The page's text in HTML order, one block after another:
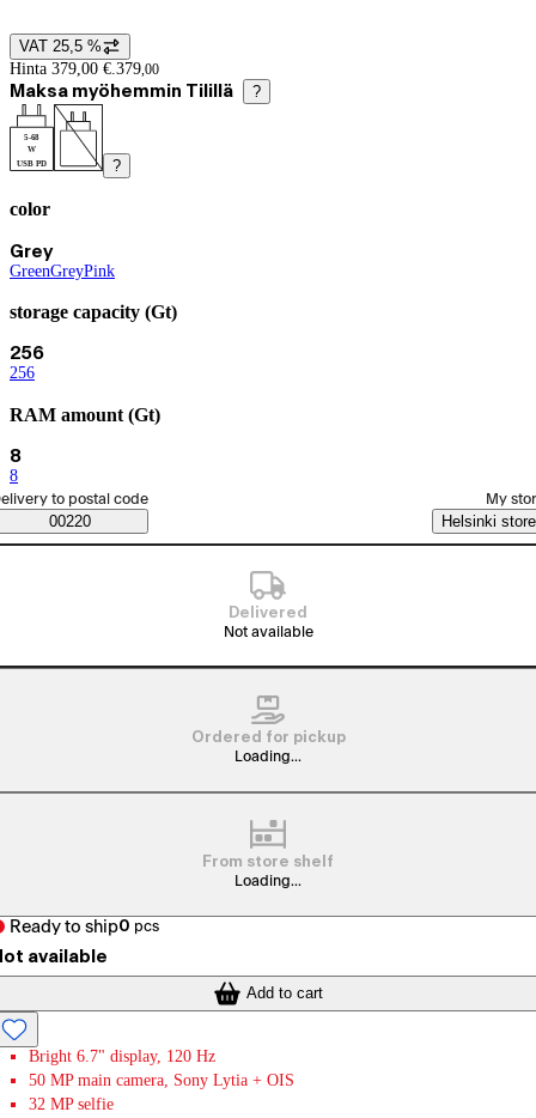
Price details
VAT 25,5 %
Hinta 379,00 €. 379,00
Maksa myöhemmin Tilillä ?
5-68
W
USB PD
?
color
Current selection Grey
Grey
Green(color)
Grey(color
Pink
storage capacity (Gt)
Current selection 256
256
256
RAM amount (Gt)
Current selection 8
8
8
Saatavuustiedot
order method
to postal code
00220
My
Helsinki store
Delivered
Not available
Ordered for pickup
Loading...
From store shelf
Loading...
Ready to ship0 pcs
available
Add to cart
Bright 6.7" display, 120 Hz
50 MP main camera, Sony Lytia + OIS
32 MP selfie